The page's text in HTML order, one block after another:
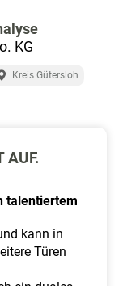
KG
Kreis Gütersloh
AUF.
talentiertem
kann in
Türen